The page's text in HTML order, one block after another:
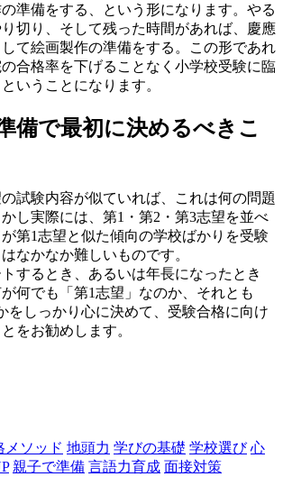
準備をする、という形になります。やる
切り、そして残った時間があれば、慶應
て絵画製作の準備をする。この形であれ
合格率を下げることなく小学校受験に臨
いうことになります。
備で最初に決めるべきこ
試験内容が似ていれば、これは何の問題
し実際には、第1・第2・第3志望を並べ
第1志望と似た傾向の学校ばかりを受験
なかなか難しいものです。
するとき、あるいは年長になったとき
何でも「第1志望」なのか、それとも
をしっかり心に決めて、受験合格に向け
をお勧めします。
メソッド 地頭力 学びの基礎 学校選び 心
親子で準備 言語力育成 面接対策